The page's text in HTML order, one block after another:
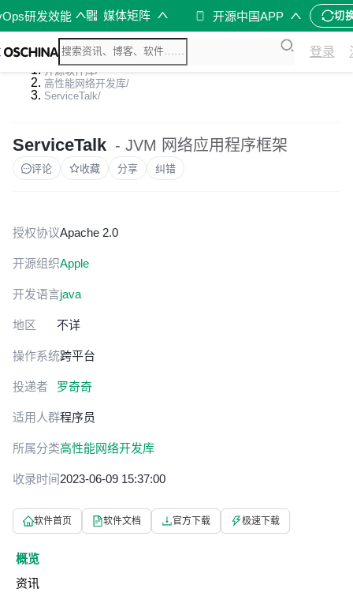
研发效能 媒体矩阵 开源中国APP 切
登录
开源软件库/
高性能网络开发库/
ServiceTalk/
ServiceTalk - JVM 网络应用程序框架
评论 收藏 分享 纠错
授权协议Apache 2.0
开源组织Apple
开发语言java
地区 不详
操作系统跨平台
投递者 罗奇奇
适用人群程序员
所属分类高性能网络开发库
收录时间2023-06-09 15:37:00
软件首页 软件文档 官方下载 极速下载
概览
资讯